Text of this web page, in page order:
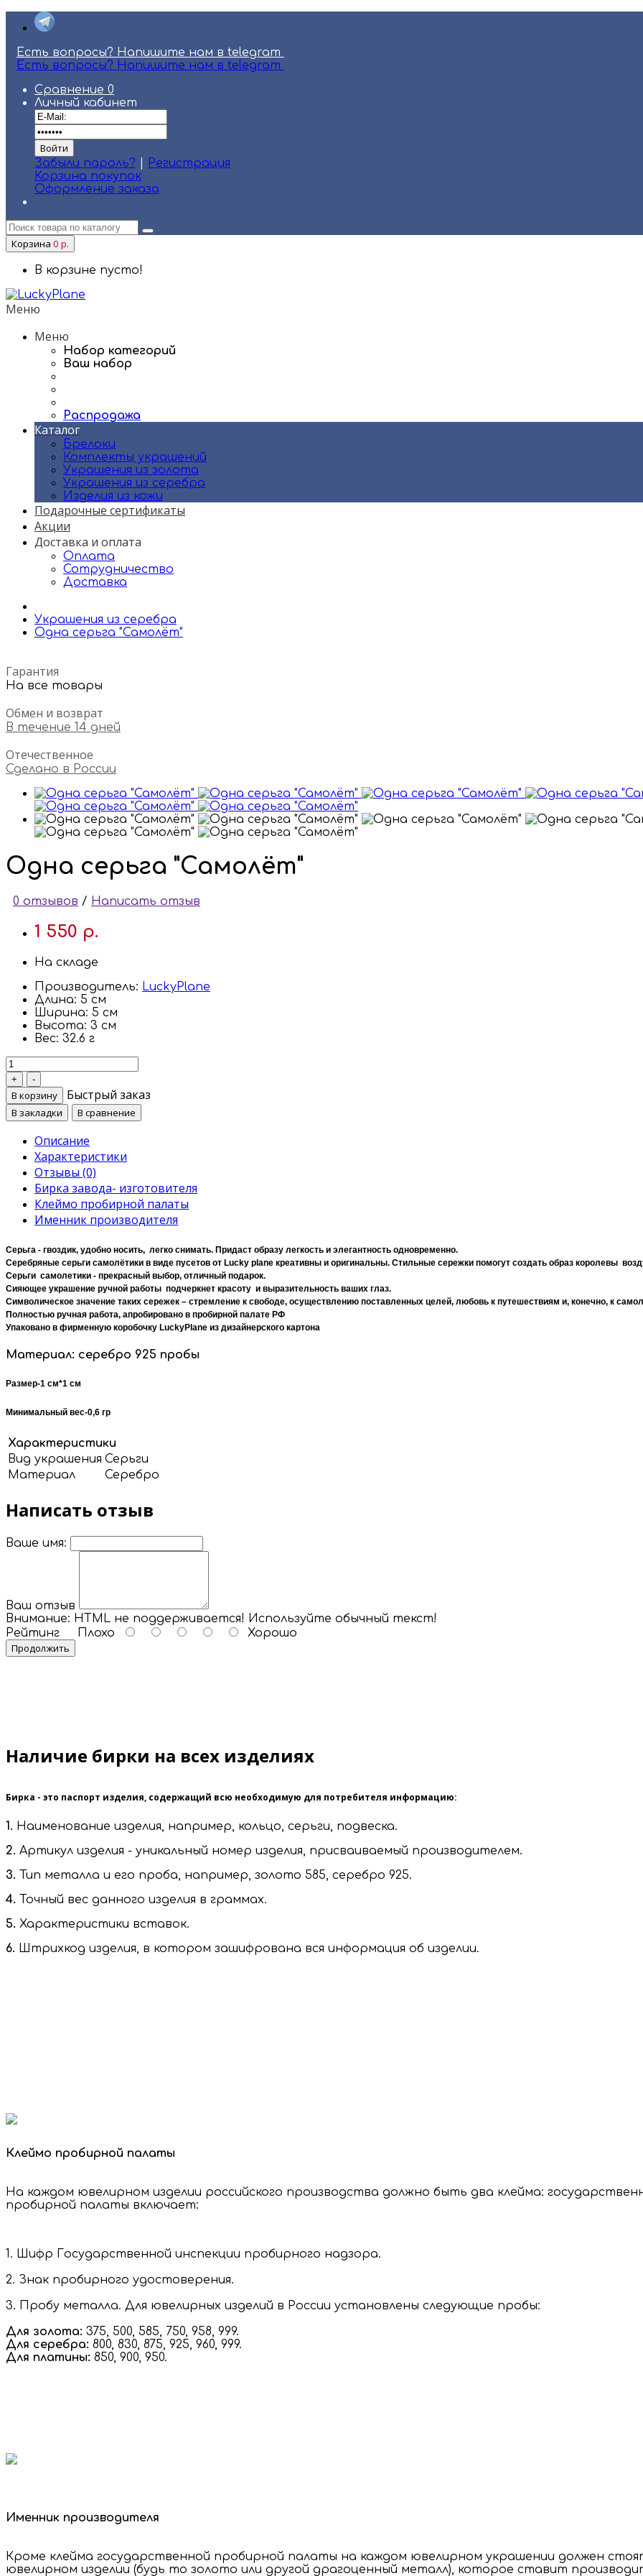
Есть вопросы? Напишите нам в telegram
Есть вопросы? Напишите нам в telegram
Сравнение 0
Личный кабинет
Забыли пароль?
Регистрация
Корзина покупок
Оформление заказа
Корзина 0 р.
В корзине пусто!
Меню
Меню
Набор категорий
Ваш набор
Распродажа
Каталог
Брелоки
Комплекты украшений
Украшения из золота
Украшения из серебра
Изделия из кожи
Подарочные сертификаты
Акции
Доставка и оплата
Оплата
Сотрудничество
Доставка
Украшения из серебра
Одна серьга "Самолёт"
Гарантия
На все товары
Обмен и возврат
В течение 14 дней
Отечественное
Сделано в России
Одна серьга "Самолёт"
0 отзывов / Написать отзыв
1 550 р.
На складе
Производитель: LuckyPlane
Длина: 5 см
Ширина: 5 см
Высота: 3 см
Вес: 32.6 г
В корзину Быстрый заказ
В закладки В сравнение
Описание
Характеристики
Отзывы (0)
Бирка завода- изготовителя
Клеймо пробирной палаты
Именник производителя
Серьга - гвоздик, удобно носить, легко снимать. Придаст образу легкость и элегантность одновременно.
Серебряные серьги самолётики в виде пусетов от Lucky plane креативны и оригинальны. Стильные сережки помогут создать образ королевы
Серьги самолетики - прекрасный выбор, отличный подарок.
Сияющее украшение ручной работы подчеркнет красоту и выразительность ваших глаз.
Символическое значение таких сережек – стремление к свободе, осуществлению поставленных целей, любовь к путешествиям и, конечно, к
Полностью ручная работа, апробировано в пробирной палате РФ
Упаковано в фирменную коробочку LuckyPlane из дизайнерского картона
Материал: серебро 925 пробы
Размер-1 см*1 см
Минимальный вес-0,6 гр
Характеристики
Вид украшения Серьги
Материал
Серебро
Написать отзыв
Ваше имя:
Ваш отзыв
Внимание: HTML не поддерживается! Используйте обычный текст!
Рейтинг Плохо
Хорошо
Продолжить
Наличие бирки на всех изделиях
Бирка - это паспорт изделия, содержащий всю необходимую для потребителя информацию:
1. Наименование изделия, например, кольцо, серьги, подвеска.
2. Артикул изделия - уникальный номер изделия, присваиваемый производителем.
3. Тип металла и его проба, например, золото 585, серебро 925.
4. Точный вес данного изделия в граммах.
5. Характеристики вставок.
6. Штрихкод изделия, в котором зашифрована вся информация об изделии.
Клеймо пробирной палаты
На каждом ювелирном изделии российского производства должно быть два клейма:
пробирной палаты включает:
1. Шифр Государственной инспекции пробирного надзора.
2. Знак пробирного удостоверения.
3. Пробу металла. Для ювелирных изделий в России установлены следующие пробы:
Для золота: 375, 500, 585, 750, 958, 999.
Для серебра: 800, 830, 875, 925, 960, 999.
Для платины: 850, 900, 950.
Именник производителя
Кроме клейма государственной пробирной палаты на каждом ювелирном украшении должен
ювелирном изделии (будь то золото или другой драгоценный металл), которое ставит